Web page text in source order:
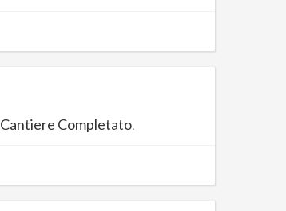
Cantiere Completato.